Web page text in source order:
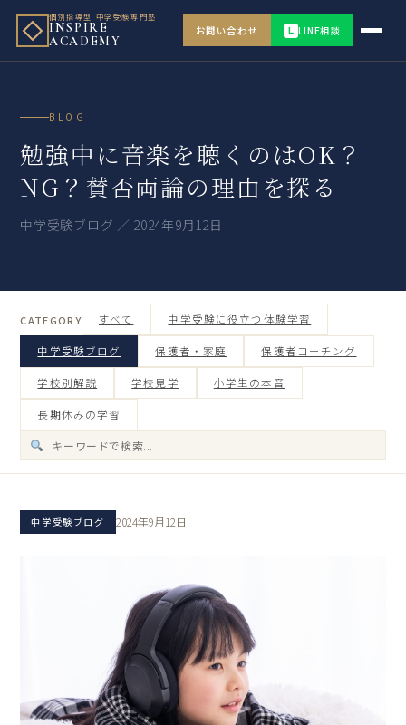
個別指導型 中学受験専門塾
INSPIRE
ACADEMY
お問い合わせ L LINE相談
BLOG
勉強中に音楽を聴くのはOK？
NG？賛否両論の理由を探る
中学受験ブログ ／ 2024年9月12日
CATEGORY すべて 中学受験に役立つ体験学習
中学受験ブログ 保護者・家庭 保護者コーチング
学校別解説 学校見学 小学生の本音
長期休みの学習
中学受験ブログ 2024年9月12日